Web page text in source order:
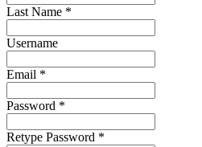
Last Name *
Username
Email *
Password *
Retype Password *